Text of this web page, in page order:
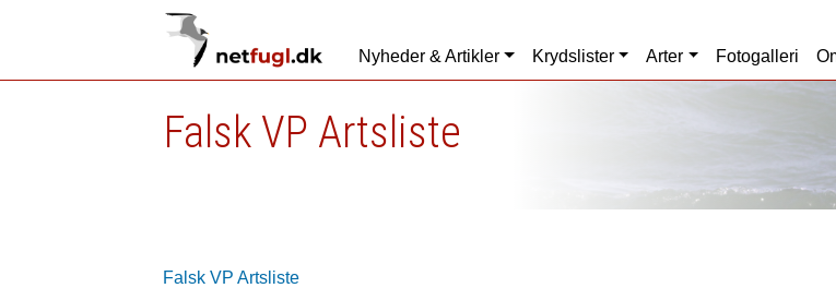
Nyheder & Artikler Krydslister Arter Fotogalleri
Falsk VP Artsliste
Falsk VP Artsliste